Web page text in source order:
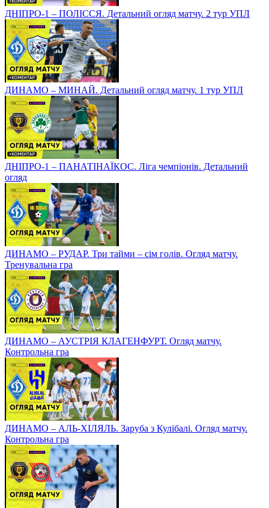
ДНІПРО-1 – ПОЛІССЯ. Детальний огляд матчу. 2 тур УПЛ
ДИНАМО – МИНАЙ. Детальний огляд матчу. 1 тур УПЛ
ДНІПРО-1 – ПАНАТІНАЇКОС. Ліга чемпіонів. Детальний
огляд
ДИНАМО – РУДАР. Три тайми – сім голів. Огляд матчу.
Тренувальна гра
ДИНАМО – АУСТРІЯ КЛАГЕНФУРТ. Огляд матчу.
Контрольна гра
ДИНАМО – АЛЬ-ХІЛЯЛЬ. Заруба з Кулібалі. Огляд матчу.
Контрольна гра